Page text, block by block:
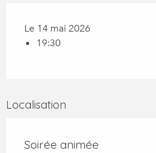
Le 14 mai 2026
19:30
Localisation
Soirée animée